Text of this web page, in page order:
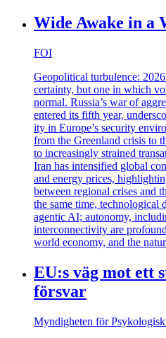
Wide Awake in a
FOI
Geopolitical turbulence:
certainty, but one in which
normal. Russia’s war of
entered its fifth year,
ity in Europe’s security
from the Greenland crisis to
to increasingly strained
Iran has intensified global
and energy prices,
between regional crises and
the same time, technological
agentic AI; autonomy,
interconnectivity are
world economy, and the
EU:s väg mot ett
försvar
Myndigheten för